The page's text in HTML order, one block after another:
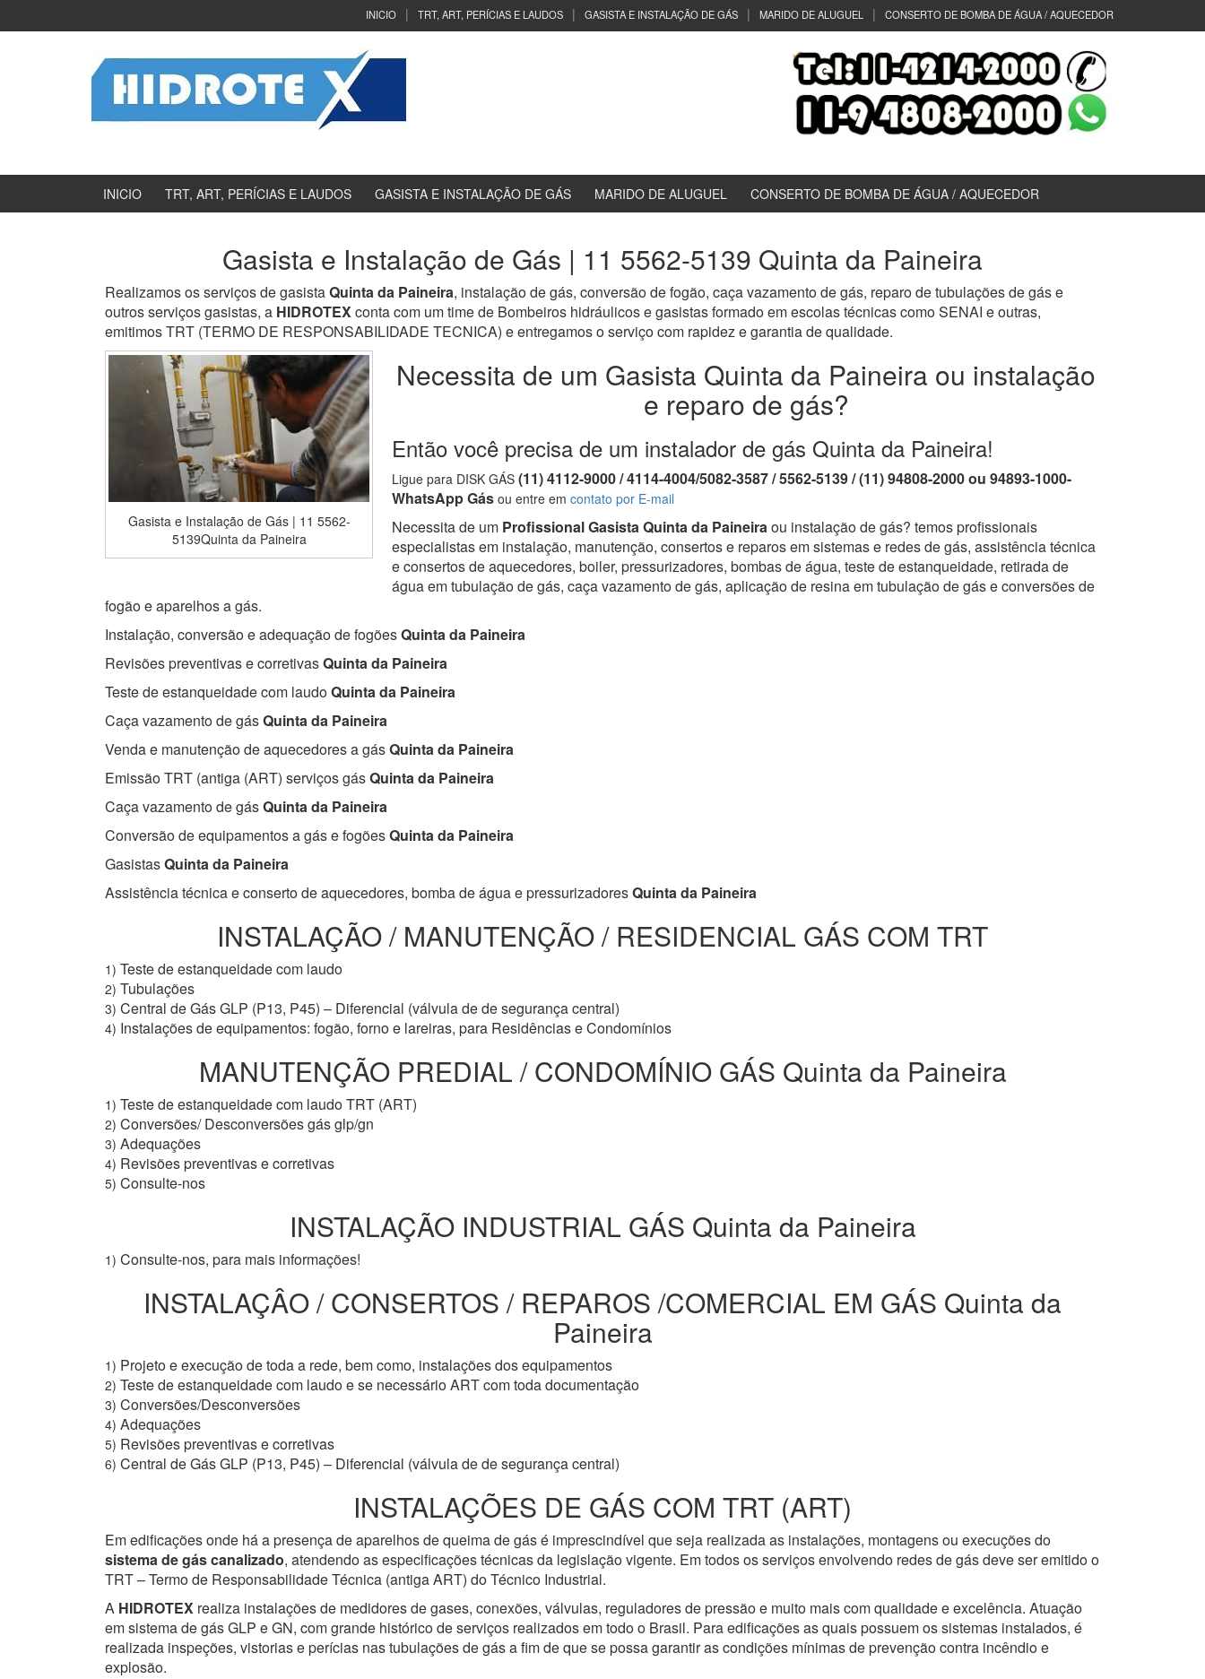
INICIO TRT, ART, PERÍCIAS E LAUDOS GASISTA E INSTALAÇÃO DE GÁS MARIDO DE ALUGUEL CONSERTO DE BOMBA DE ÁGUA / AQUECEDOR
INICIO TRT, ART, PERÍCIAS E LAUDOS GASISTA E INSTALAÇÃO DE GÁS MARIDO DE ALUGUEL CONSERTO DE BOMBA DE ÁGUA / AQUECEDOR
Gasista e Instalação de Gás | 11 5562-5139 Quinta da Paineira
Realizamos os serviços de gasistaQuinta da Paineira, instalação de gás, conversão de fogão, caça vazamento de gás, reparo de tubulações de gás e
outros serviços gasistas, a HIDROTEXconta com um time de Bombeiros hidráulicos e gasistas formado em escolas técnicas como SENAI e outras,
emitimos TRT (TERMO DE RESPONSABILIDADE TECNICA) e entregamos o serviço com rapidez e garantia de qualidade.
Gasista e Instalação de Gás | 11 5562-
5139Quinta da Paineira
Necessita de um Gasista Quinta da Paineira ou instalação
e reparo de gás?
Então você precisa de um instalador de gás Quinta da Paineira!
Ligue para DISK GÁS (11) 4112-9000 / 4114-4004/5082-3587 / 5562-5139 / (11) 94808-2000 ou 94893-1000-
WhatsApp Gás ou entre em contato por E-mail
Necessita de um Profissional Gasista Quinta da Paineiraou instalação de gás? temos profissionais
especialistas em instalação, manutenção, consertos e reparos em sistemas e redes de gás, assistência técnica
e consertos de aquecedores, boiler, pressurizadores, bombas de água, teste de estanqueidade, retirada de
água em tubulação de gás, caça vazamento de gás, aplicação de resina em tubulação de gás e conversões de
fogão e aparelhos a gás.
Instalação, conversão e adequação de fogõesQuinta da Paineira
Revisões preventivas e corretivasQuinta da Paineira
Teste de estanqueidade com laudoQuinta da Paineira
Caça vazamento de gásQuinta da Paineira
Venda e manutenção de aquecedores a gásQuinta da Paineira
Emissão TRT (antiga (ART) serviços gásQuinta da Paineira
Caça vazamento de gásQuinta da Paineira
Conversão de equipamentos a gás e fogõesQuinta da Paineira
GasistasQuinta da Paineira
Assistência técnica e conserto de aquecedores, bomba de água e pressurizadoresQuinta da Paineira
INSTALAÇÃO / MANUTENÇÃO / RESIDENCIAL GÁS COM TRT
1) Teste de estanqueidade com laudo
2) Tubulações
3) Central de Gás GLP (P13, P45) – Diferencial (válvula de de segurança central)
4) Instalações de equipamentos: fogão, forno e lareiras, para Residências e Condomínios
MANUTENÇÃO PREDIAL / CONDOMÍNIO GÁS Quinta da Paineira
1) Teste de estanqueidade com laudo TRT (ART)
2) Conversões/ Desconversões gás glp/gn
3) Adequações
4) Revisões preventivas e corretivas
5) Consulte-nos
INSTALAÇÃO INDUSTRIAL GÁS Quinta da Paineira
1) Consulte-nos, para mais informações!
INSTALAÇÂO / CONSERTOS / REPAROS /COMERCIAL EM GÁS Quinta da
Paineira
1) Projeto e execução de toda a rede, bem como, instalações dos equipamentos
2) Teste de estanqueidade com laudo e se necessário ART com toda documentação
3) Conversões/Desconversões
4) Adequações
5) Revisões preventivas e corretivas
6) Central de Gás GLP (P13, P45) – Diferencial (válvula de de segurança central)
INSTALAÇÕES DE GÁS COM TRT (ART)
Em edificações onde há a presença de aparelhos de queima de gás é imprescindível que seja realizada as instalações, montagens ou execuções do
sistema de gás canalizado, atendendo as especificações técnicas da legislação vigente. Em todos os serviços envolvendo redes de gás deve ser emitido o
TRT – Termo de Responsabilidade Técnica (antiga ART) do Técnico Industrial.
A HIDROTEX realiza instalações de medidores de gases, conexões, válvulas, reguladores de pressão e muito mais com qualidade e excelência. Atuação
em sistema de gás GLP e GN, com grande histórico de serviços realizados em todo o Brasil. Para edificações as quais possuem os sistemas instalados, é
realizada inspeções, vistorias e perícias nas tubulações de gás a fim de que se possa garantir as condições mínimas de prevenção contra incêndio e
explosão.